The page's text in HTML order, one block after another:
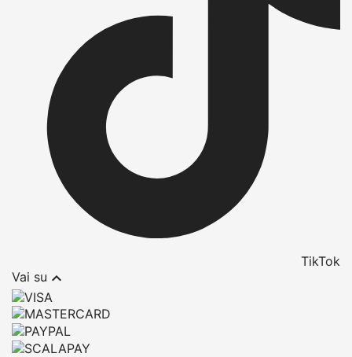
TikTok
Vai su 